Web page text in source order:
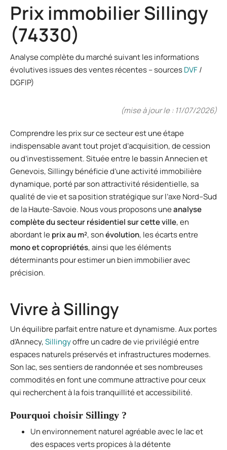
Prix immobilier Sillingy
(74330)
Analyse complète du marché suivant les informations
évolutives issues des ventes récentes – sourcesDVF/
DGFIP)
(mise à jour le : 11/07/2026)
Comprendre les prix sur ce secteur est une étape
indispensable avant tout projet d’acquisition, de cession
ou d’investissement. Située entre le bassin Annecien et
Genevois, Sillingy bénéficie d’une activité immobilière
dynamique, porté par son attractivité résidentielle, sa
qualité de vie et sa position stratégique sur l’axe Nord–Sud
de la Haute-Savoie. Nous vous proposons uneanalyse
complète du secteur résidentiel sur cette ville, en
abordant leprix au m², sonévolution, les écarts entre
mono et copropriétés, ainsi que les éléments
déterminants pour estimer un bien immobilier avec
précision.
Vivre à Sillingy
Un équilibre parfait entre nature et dynamisme. Aux portes
d’Annecy,Sillingyoffre un cadre de vie privilégié entre
espaces naturels préservés et infrastructures modernes.
Son lac, ses sentiers de randonnée et ses nombreuses
commodités en font une commune attractive pour ceux
qui recherchent à la fois tranquillité et accessibilité.
Pourquoi choisir Sillingy ?
Un environnement naturel agréable avec le lac et
des espaces verts propices à la détente